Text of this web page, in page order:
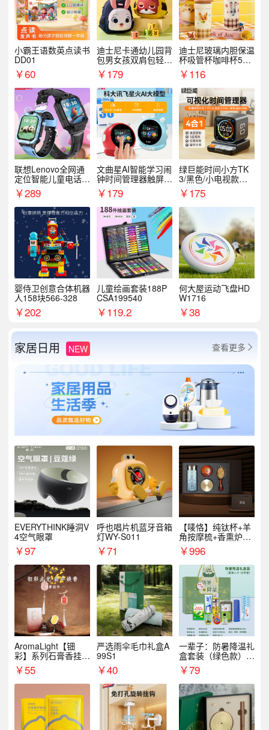
小霸王语数英点读书
DD01
￥60
迪士尼卡通幼儿园背
包男女孩双肩包轻便
可爱小背包B20107
￥179
迪士尼玻璃内胆保温
杯吸管杯咖啡杯530
MLH15135
￥116
联想Lenovo全网通
定位智能儿童电话手
表A1
￥289
文曲星AI智能学习闹
钟时间管理器触屏N
1pro
￥179
绿巨能时间小方TK
3/黑色/小电视款【T
K3】
￥175
婴侍卫创意合体机器
人158块566-328
￥202
儿童绘画套装188P
CSA199540
￥119.2
何大屋运动飞盘HD
W1716
￥38
家居日用 NEW 查看更多 
EVERYTHINK睡洞V
4空气眼罩
￥97
呼也唱片机蓝牙音箱
灯WY-S011
￥71
【唛恪】纯钛杯+羊
角按摩梳+香熏炉
+气垫梳
￥996
AromaLight【钿
彩】系列石膏香挂
（代发香味随机）
￥55
严选雨伞毛巾礼盒A
99S1
￥40
一辈子：防暑降温礼
盒套装（绿色款）支
持自由搭配
￥79